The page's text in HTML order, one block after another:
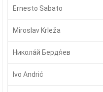
Ernesto Sabato
Miroslav Krleža
Никола́й Бердя́ев
Ivo Andrić